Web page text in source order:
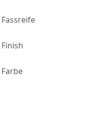
Fassreife
Finish
Farbe